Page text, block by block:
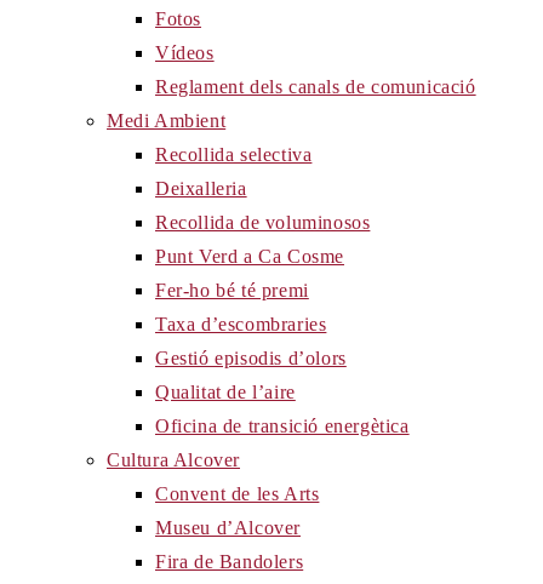
Fotos
Vídeos
Reglament dels canals de comunicació
Medi Ambient
Recollida selectiva
Deixalleria
Recollida de voluminosos
Punt Verd a Ca Cosme
Fer-ho bé té premi
Taxa d’escombraries
Gestió episodis d’olors
Qualitat de l’aire
Oficina de transició energètica
Cultura Alcover
Convent de les Arts
Museu d’Alcover
Fira de Bandolers